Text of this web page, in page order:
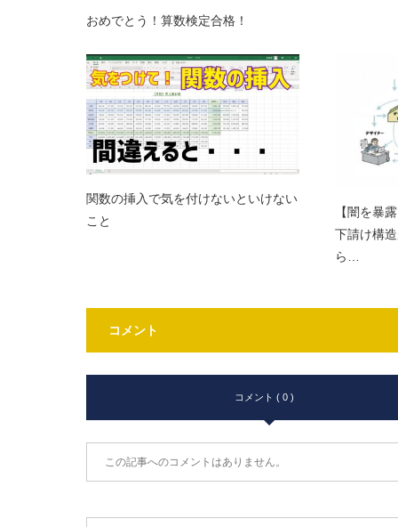
おめでとう！算数検定合格！
関数の挿入で気を付けないといけない
こと
【闇を暴
下請け構
ら…
コメント
コメント ( 0 )
この記事へのコメントはありません。